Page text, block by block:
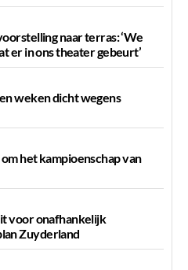
naar terras: ‘We
er in ons theater gebeurt’
weken dicht wegens
het kampioenschap van
voor onafhankelijk
Zuyderland